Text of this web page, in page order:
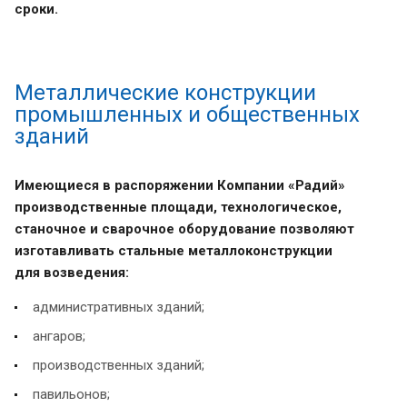
сроки.
Металлические конструкции
промышленных и общественных
зданий
Имеющиеся в распоряжении Компании «Радий»
производственные площади, технологическое,
станочное и сварочное оборудование позволяют
изготавливать стальные металлоконструкции
для возведения:
административных зданий;
ангаров;
производственных зданий;
павильонов;